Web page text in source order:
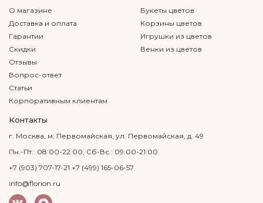
О магазине
Доставка и оплата
Гарантии
Скидки
Отзывы
Вопрос-ответ
Статьи
Корпоративным клиентам
Букеты цветов
Корзины цветов
Игрушки из цветов
Венки из цветов
Контакты
г. Москва, м. Первомайская, ул. Первомайская, д. 49
Пн.-Пт.: 08:00-22:00, Сб-Вс.: 09:00-21:00
+7 (903) 707-17-21 +7 (499) 165-06-57
info@florion.ru